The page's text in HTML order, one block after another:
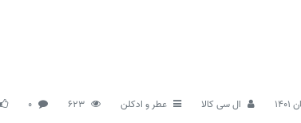
ال سی کالا عطر و ادکلن 623
0